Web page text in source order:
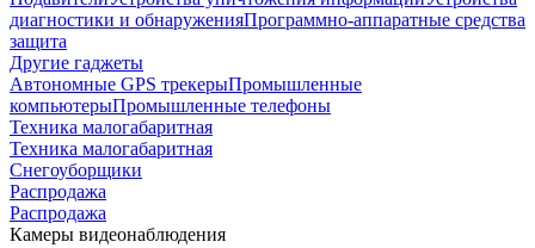
диагностики и обнаруженияПрограммно-аппаратные средства
защита
Другие гаджеты
Автономные GPS трекерыПромышленные
компьютерыПромышленные телефоны
Техника малогабаритная
Техника малогабаритная
Снегоуборщики
Распродажа
Распродажа
Камеры видеонаблюдения